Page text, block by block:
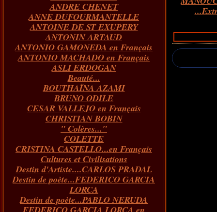
Janvier(60)
Février(68)
Janvier(86)
Mars(65)
Février(70)
Janvier(66)
Avril(76)
Mars(66)
Février(67)
Janvier(73)
Mai(82)
Avril(62)
Mars(66)
Février(55)
Janvier(43)
Juin(84)
Mai(89)
Avril(59)
Mars(73)
Février(54)
Janvier(51)
Juillet(72)
Juin(65)
Mai(97)
Avril(73)
Mars(100)
Février(146)
Janvier(124)
Août(40)
Juillet(31)
Juin(26)
ANDRE CHENET
ANNE DUFOURMANTELLE
ANTOINE DE ST EXUPERY
ANTONIN ARTAUD
ANTONIO GAMONEDA en Français
ANTONIO MACHADO en Français
ASLI ERDOGAN
Beauté...
BOUTHAÏNA AZAMI
BRUNO ODILE
CESAR VALLEJO en Français
CHRISTIAN BOBIN
" Colères..."
COLETTE
CRISTINA CASTELLO...en Français
Cultures et Civilisations
Destin d'Artiste....CARLOS PRADAL
Destin de poète...FEDERICO GARCIA
LORCA
Destin de poète...PABLO NERUDA